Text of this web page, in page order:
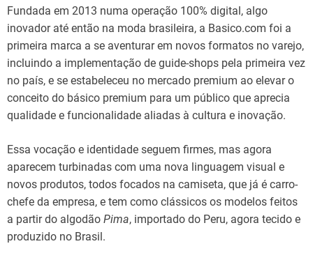
Fundada em 2013 numa operação 100% digital, algo
inovador até então na moda brasileira, a Basico.com foi a
primeira marca a se aventurar em novos formatos no varejo,
incluindo a implementação de guide-shops pela primeira vez
no país, e se estabeleceu no mercado premium ao elevar o
conceito do básico premium para um público que aprecia
qualidade e funcionalidade aliadas à cultura e inovação.
Essa vocação e identidade seguem firmes, mas agora
aparecem turbinadas com uma nova linguagem visual e
novos produtos, todos focados na camiseta, que já é carro-
chefe da empresa, e tem como clássicos os modelos feitos
a partir do algodão Pima, importado do Peru, agora tecido e
produzido no Brasil.